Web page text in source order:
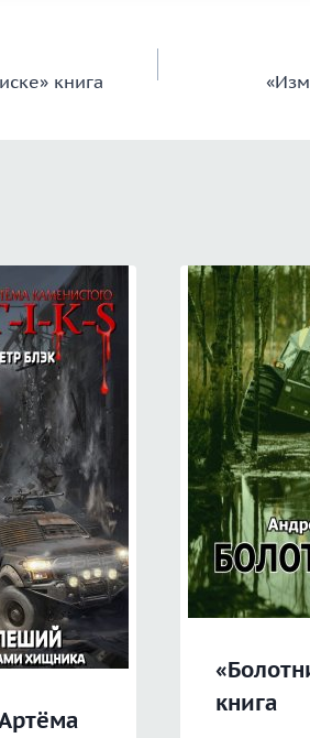
книга
книга